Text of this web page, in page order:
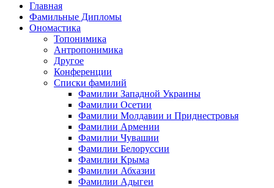
Главная
Фамильные Дипломы
Ономастика
Топонимика
Антропонимика
Другое
Конференции
Списки фамилий
Фамилии Западной Украины
Фамилии Осетии
Фамилии Молдавии и Приднестровья
Фамилии Армении
Фамилии Чувашии
Фамилии Белоруссии
Фамилии Крыма
Фамилии Абхазии
Фамилии Адыгеи